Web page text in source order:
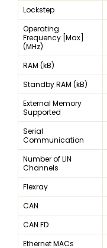
Lockstep
Operating
Frequency [Max]
(MHz)
RAM (kB)
Standby RAM (kB)
External Memory
Supported
Serial
Communication
Number of LIN
Channels
Flexray
CAN
CAN FD
Ethernet MACs